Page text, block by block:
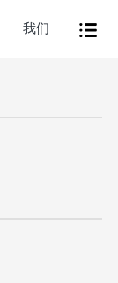
我们